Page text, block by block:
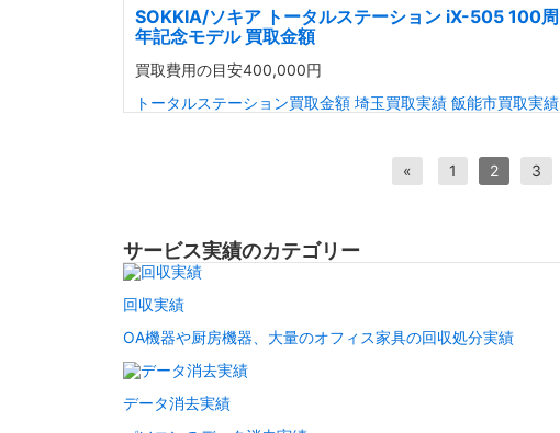
SOKKIA/ソキア トータルステーション iX-505 100周
年記念モデル 買取金額
買取費用の目安400,000円
トータルステーション買取金額 埼玉買取実績 飯能市買取実績
« 1 2 3
サービス実績のカテゴリー
回収実績
OA機器や厨房機器、大量のオフィス家具の回収処分実績
データ消去実績